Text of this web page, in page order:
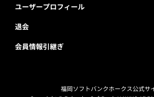
ユーザープロフィール
退会
会員情報引継ぎ
福岡ソフトバンクホークス公式サ